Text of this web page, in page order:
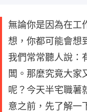
無論你是因為在工
想，你都可能會想
我們常常聽人說：
闆。那麼究竟大家
呢？今天半宅職薯
意之前，先了解一